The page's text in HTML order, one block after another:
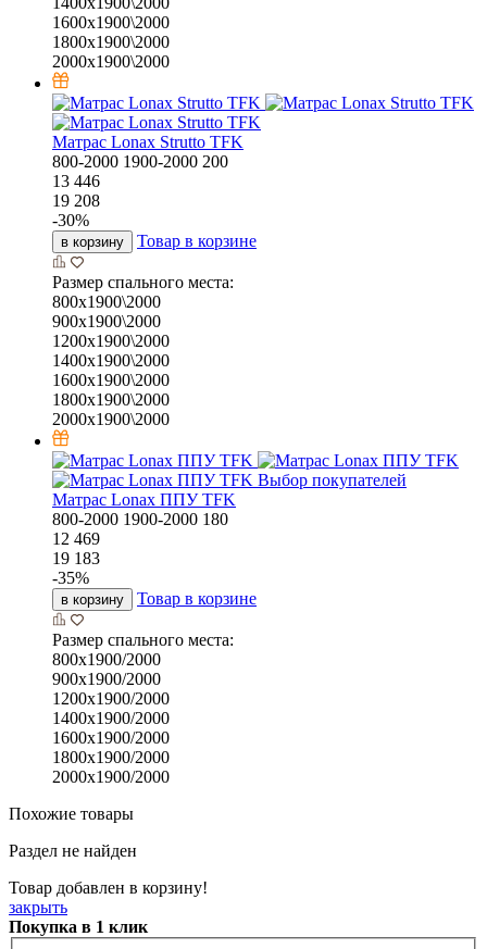
1600х1900\2000
1800х1900\2000
2000х1900\2000
Матрас Lonax Strutto TFK
800-2000 1900-2000 200
13 446
19 208
-30%
в корзину Товар в корзине
Размер спального места:
800х1900\2000
900х1900\2000
1200х1900\2000
1400х1900\2000
1600х1900\2000
1800х1900\2000
2000х1900\2000
Выбор покупателей
Матрас Lonax ППУ TFK
800-2000 1900-2000 180
12 469
19 183
-35%
в корзину Товар в корзине
Размер спального места:
800х1900/2000
900х1900/2000
1200х1900/2000
1400х1900/2000
1600х1900/2000
1800х1900/2000
2000х1900/2000
Похожие товары
Раздел не найден
Товар добавлен в корзину!
закрыть
Покупка в 1 клик